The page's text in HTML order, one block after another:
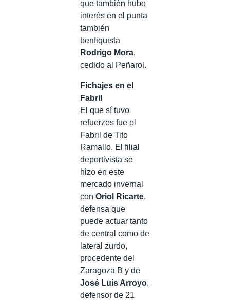
que también hubo
interés en el punta
también
benfiquista
Rodrigo Mora,
cedido al Peñarol.
Fichajes en el
Fabril
El que sí tuvo
refuerzos fue el
Fabril de Tito
Ramallo. El filial
deportivista se
hizo en este
mercado invernal
con Oriol Ricarte,
defensa que
puede actuar tanto
de central como de
lateral zurdo,
procedente del
Zaragoza B y de
José Luis Arroyo,
defensor de 21